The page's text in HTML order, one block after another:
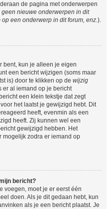
de pagina met onderwerpen
geen nieuwe onderwerpen in dit
een onderwerp in dit forum, enz.).
bent, kun je alleen je eigen
een bericht wijzigen (soms maar
is) door te klikken op de wijzig
er al iemand op je bericht
een klein tekstje dat zegt
het laatst je gewijzigd hebt. Dit
heeft, evenmin als een
heeft. Zij kunnen wel een
gewijzigd hebben. Het
mogelijk zodra er iemand op
bericht?
voegen, moet je er eerst één
doen. Als je dit gedaan hebt, kun
als je een bericht plaatst. Je